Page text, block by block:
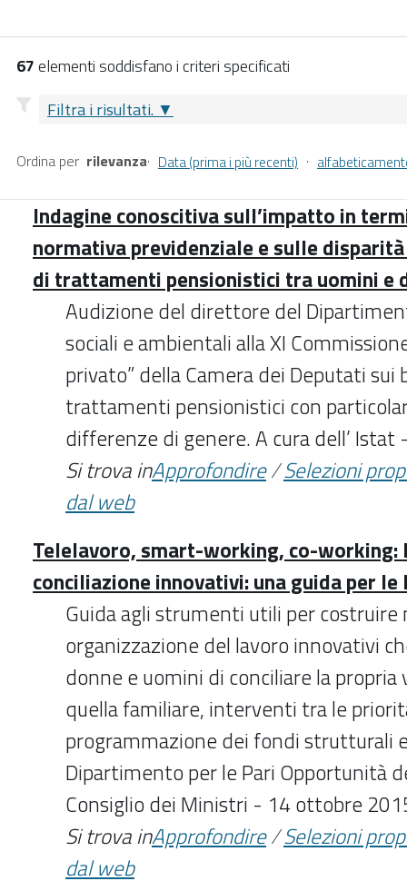
67elementi soddisfano i criteri specificati
Filtra i risultati.
Ordina per rilevanza· Data (prima i più recenti) ·
Indagine conoscitiva sull’impatto in
normativa previdenziale e sulle
di trattamenti pensionistici tra uomini e
Audizione del direttore del
sociali e ambientali alla XI
privato” della Camera dei Deputati
trattamenti pensionistici con
differenze di genere. A cura dell’
Si trova inApprofondire/Selezioni
dal web
Telelavoro, smart-working, co-working:
conciliazione innovativi: una guida per le
Guida agli strumenti utili per costruire
organizzazione del lavoro innovativi
donne e uomini di conciliare la
quella familiare, interventi tra le
programmazione dei fondi strutturali
Dipartimento per le Pari Opportunità
Consiglio dei Ministri - 14 ottobre
Si trova inApprofondire/Selezioni
dal web